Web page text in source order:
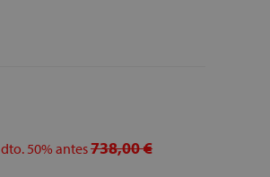
dto. 50% antes738,00 €